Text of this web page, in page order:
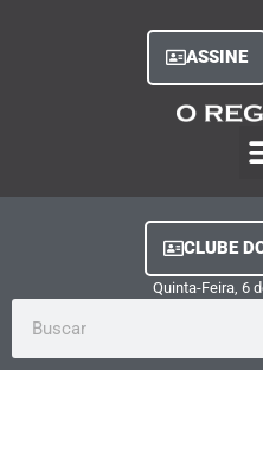
ASSINE
CLUBE
Quinta-Feira, 6